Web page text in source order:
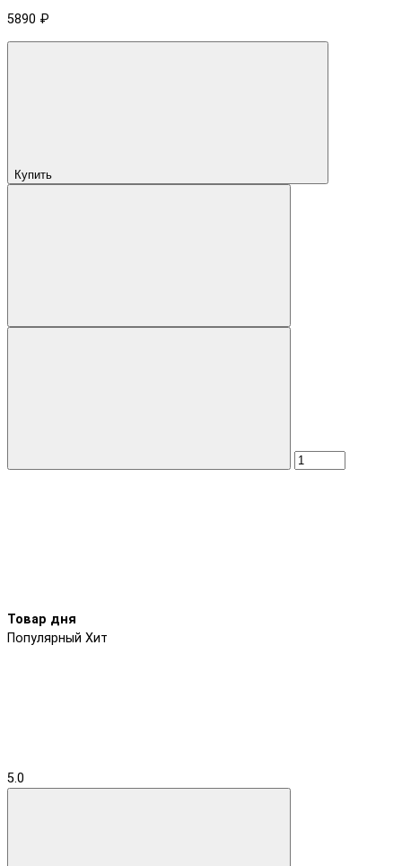
5890 ₽
Купить
Товар дня
Популярный Хит
5.0